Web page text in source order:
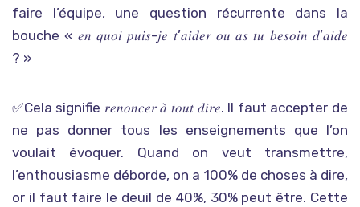
faire l’équipe, une question récurrente dans la
bouche « 𝑒𝑛 𝑞𝑢𝑜𝑖 𝑝𝑢𝑖𝑠-𝑗𝑒 𝑡’𝑎𝑖𝑑𝑒𝑟 𝑜𝑢 𝑎𝑠 𝑡𝑢 𝑏𝑒𝑠𝑜𝑖𝑛 𝑑’𝑎𝑖𝑑𝑒
? »
✅Cela signifie 𝑟𝑒𝑛𝑜𝑛𝑐𝑒𝑟 𝑎̀ 𝑡𝑜𝑢𝑡 𝑑𝑖𝑟𝑒. Il faut accepter de
ne pas donner tous les enseignements que l’on
voulait évoquer. Quand on veut transmettre,
l’enthousiasme déborde, on a 100% de choses à dire,
or il faut faire le deuil de 40%, 30% peut être. Cette